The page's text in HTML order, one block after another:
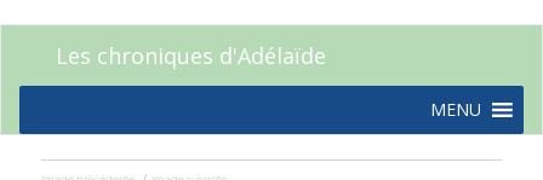
Les chroniques d'Adélaïde
MENU